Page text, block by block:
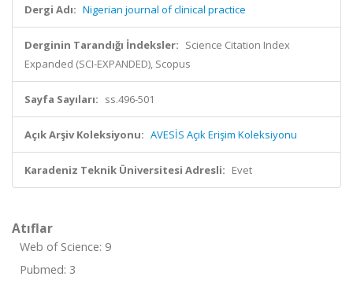
Dergi Adı: Nigerian journal of clinical practice
Derginin Tarandığı İndeksler: Science Citation Index
Expanded (SCI-EXPANDED), Scopus
Sayfa Sayıları: ss.496-501
Açık Arşiv Koleksiyonu: AVESİS Açık Erişim Koleksiyonu
Karadeniz Teknik Üniversitesi Adresli: Evet
Atıflar
Web of Science: 9
Pubmed: 3